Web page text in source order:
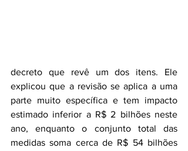
decreto que revê um dos itens. Ele
explicou que a revisão se aplica a uma
parte muito específica e tem impacto
estimado inferior a R$ 2 bilhões neste
ano, enquanto o conjunto total das
medidas soma cerca de R$ 54 bilhões